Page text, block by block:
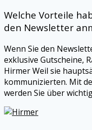
Welche Vorteile
den Newsletter
Wenn Sie den
exklusive Gutscheine,
HirmerWeil sie
kommunizierten. Mit
werden Sie über